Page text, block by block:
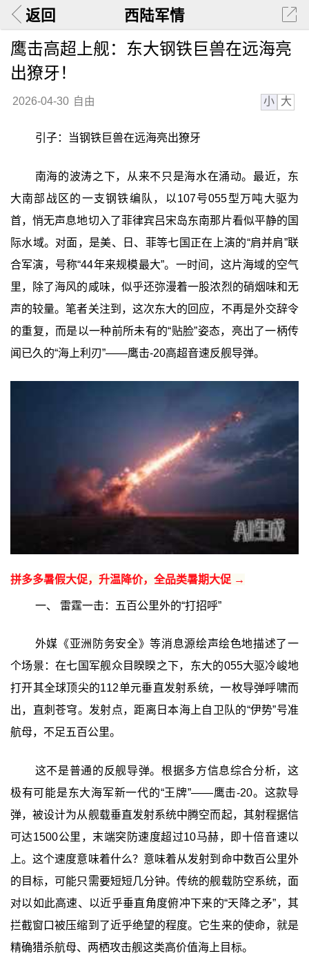
返回 西陆军情
鹰击高超上舰：东大钢铁巨兽在远海亮
出獠牙！
2026-04-30 自由 小 大
引子：当钢铁巨兽在远海亮出獠牙
南海的波涛之下，从来不只是海水在涌动。最近，东
大南部战区的一支钢铁编队，以107号055型万吨大驱为
首，悄无声息地切入了菲律宾吕宋岛东南那片看似平静的国
际水域。对面，是美、日、菲等七国正在上演的“肩并肩”联
合军演，号称“44年来规模最大”。一时间，这片海域的空气
里，除了海风的咸味，似乎还弥漫着一股浓烈的硝烟味和无
声的较量。笔者关注到，这次东大的回应，不再是外交辞令
的重复，而是以一种前所未有的“贴脸”姿态，亮出了一柄传
闻已久的“海上利刃”——鹰击-20高超音速反舰导弹。
拼多多暑假大促，升温降价，全品类暑期大促 →
一、 雷霆一击：五百公里外的“打招呼”‍
外媒《亚洲防务安全》等消息源绘声绘色地描述了一
个场景：在七国军舰众目睽睽之下，东大的055大驱冷峻地
打开其全球顶尖的112单元垂直发射系统，一枚导弹呼啸而
出，直刺苍穹。发射点，距离日本海上自卫队的“伊势”号准
航母，不足五百公里。
这不是普通的反舰导弹。根据多方信息综合分析，这
极有可能是东大海军新一代的“王牌”——鹰击-20。这款导
弹，被设计为从舰载垂直发射系统中腾空而起，其射程据信
可达1500公里，末端突防速度超过10马赫，即十倍音速以
上。这个速度意味着什么？意味着从发射到命中数百公里外
的目标，可能只需要短短几分钟。传统的舰载防空系统，面
对以如此高速、以近乎垂直角度俯冲下来的“天降之矛”，其
拦截窗口被压缩到了近乎绝望的程度。它生来的使命，就是
精确猎杀航母、两栖攻击舰这类高价值海上目标。